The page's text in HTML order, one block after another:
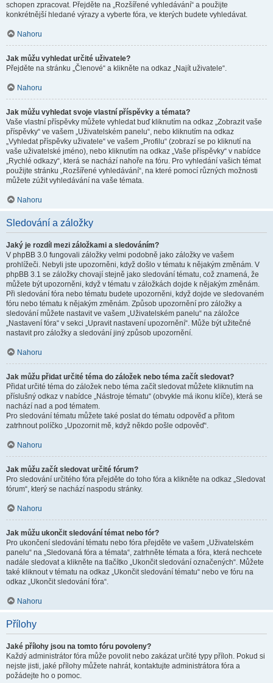
schopen zpracovat. Přejděte na „Rozšířené vyhledávání“ a použijte
konkrétnější hledané výrazy a vyberte fóra, ve kterých budete vyhledávat.
Nahoru
Jak můžu vyhledat určité uživatele?
Přejděte na stránku „Členové“ a klikněte na odkaz „Najít uživatele“.
Nahoru
Jak můžu vyhledat svoje vlastní příspěvky a témata?
Vaše vlastní příspěvky můžete vyhledat buď kliknutím na odkaz „Zobrazit vaše
příspěvky“ ve vašem „Uživatelském panelu“, nebo kliknutím na odkaz
„Vyhledat příspěvky uživatele“ ve vašem „Profilu“ (zobrazí se po kliknutí na
vaše uživatelské jméno), nebo kliknutím na odkaz „Vaše příspěvky“ v nabídce
„Rychlé odkazy“, která se nachází nahoře na fóru. Pro vyhledání vašich témat
použijte stránku „Rozšířené vyhledávání“, na které pomocí různých možnosti
můžete zúžit vyhledávání na vaše témata.
Nahoru
Sledování a záložky
Jaký je rozdíl mezi záložkami a sledováním?
V phpBB 3.0 fungovali záložky velmi podobně jako záložky ve vašem
prohlížeči. Nebyli jste upozorněni, když došlo v tématu k nějakým změnám. V
phpBB 3.1 se záložky chovají stejně jako sledování tématu, což znamená, že
můžete být upozorněni, když v tématu v záložkách dojde k nějakým změnám.
Při sledování fóra nebo tématu budete upozorněni, když dojde ve sledovaném
fóru nebo tématu k nějakým změnám. Způsob upozornění pro záložky a
sledování můžete nastavit ve vašem „Uživatelském panelu“ na záložce
„Nastavení fóra“ v sekci „Upravit nastavení upozornění“. Může být užitečné
nastavit pro záložky a sledování jiný způsob upozornění.
Nahoru
Jak můžu přidat určité téma do záložek nebo téma začít sledovat?
Přidat určité téma do záložek nebo téma začít sledovat můžete kliknutím na
příslušný odkaz v nabídce „Nástroje tématu“ (obvykle má ikonu klíče), která se
nachází nad a pod tématem.
Pro sledování tématu můžete také poslat do tématu odpověď a přitom
zatrhnout políčko „Upozornit mě, když někdo pošle odpověď“.
Nahoru
Jak můžu začít sledovat určité fórum?
Pro sledování určitého fóra přejděte do toho fóra a klikněte na odkaz „Sledovat
fórum“, který se nachází naspodu stránky.
Nahoru
Jak můžu ukončit sledování témat nebo fór?
Pro ukončení sledování tématu nebo fóra přejděte ve vašem „Uživatelském
panelu“ na „Sledovaná fóra a témata“, zatrhněte témata a fóra, která nechcete
nadále sledovat a klikněte na tlačítko „Ukončit sledování označených“. Můžete
také kliknout v tématu na odkaz „Ukončit sledování tématu“ nebo ve fóru na
odkaz „Ukončit sledování fóra“.
Nahoru
Přílohy
Jaké přílohy jsou na tomto fóru povoleny?
Každý administrátor fóra může povolit nebo zakázat určité typy příloh. Pokud si
nejste jisti, jaké přílohy můžete nahrát, kontaktujte administrátora fóra a
požádejte ho o pomoc.